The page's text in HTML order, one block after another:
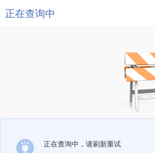
正在查询中
正在查询中，请刷新重试